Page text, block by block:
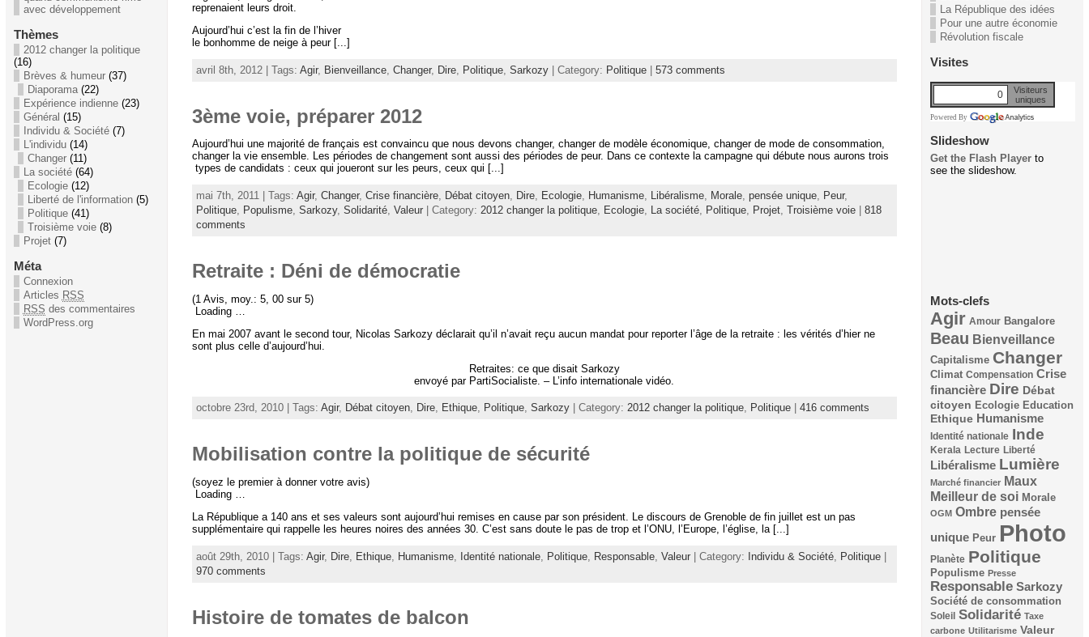
avec développement
Thèmes
2012 changer la politique
(16)
Brèves & humeur(37)
Diaporama(22)
Expérience indienne(23)
Général (15)
Individu & Société(7)
L'individu(14)
Changer(11)
La société(64)
Ecologie(12)
Liberté de l'information(5)
Politique(41)
Troisième voie(8)
Projet(7)
Méta
Connexion
Articles RSS
RSS des commentaires
WordPress.org
reprenaient leurs droit.
Aujourd’hui c’est la fin de l’hiver
le bonhomme de neige à peur [...]
avril 8th, 2012 | Tags: Agir, Bienveillance, Changer, Dire, Politique, Sarkozy| Category: Politique| 573 comments
3ème voie, préparer 2012
Aujourd’hui une majorité de français est convaincu que nous devons changer, changer de modèle économique, changer de mode de consommation,
changer la vie ensemble. Les périodes de changement sont aussi des périodes de peur. Dans ce contexte la campagne qui débute nous aurons trois
types de candidats : ceux qui joueront sur les peurs, ceux qui [...]
mai 7th, 2011 | Tags: Agir, Changer, Crise financière, Débat citoyen, Dire, Ecologie, Humanisme, Libéralisme, Morale, pensée unique, Peur,
Politique, Populisme, Sarkozy, Solidarité, Valeur| Category: 2012 changer la politique, Ecologie, La société, Politique, Projet, Troisième voie| 818
comments
Retraite : Déni de démocratie
(1 Avis, moy.: 5, 00 sur 5)
Loading …
En mai 2007 avant le second tour, Nicolas Sarkozy déclarait qu’il n’avait reçu aucun mandat pour reporter l’âge de la retraite : les vérités d’hier ne
sont plus celle d’aujourd’hui.
Retraites: ce que disait Sarkozy
envoyé par PartiSocialiste. – L’info internationale vidéo.
octobre 23rd, 2010 | Tags: Agir, Débat citoyen, Dire, Ethique, Politique, Sarkozy| Category: 2012 changer la politique, Politique| 416 comments
Mobilisation contre la politique de sécurité
(soyez le premier à donner votre avis)
Loading …
La République a 140 ans et ses valeurs sont aujourd’hui remises en cause par son président. Le discours de Grenoble de fin juillet est un pas
supplémentaire qui rappelle les heures noires des années 30. C’est sans doute le pas de trop et l’ONU, l’Europe, l’église, la [...]
août 29th, 2010 | Tags: Agir, Dire, Ethique, Humanisme, Identité nationale, Politique, Responsable, Valeur| Category: Individu & Société, Politique|
970 comments
Histoire de tomates de balcon
La République des idées
Pour une autre économie
Révolution fiscale
Visites
0
Visiteurs
uniques
Powered By
Slideshow
Get the Flash Playerto
see the slideshow.
Mots-clefs
Agir Amour Bangalore
Beau Bienveillance
Capitalisme Changer
Climat Compensation Crise
financière Dire Débat
citoyen Ecologie Education
Ethique Humanisme
Identité nationale Inde
Kerala Lecture Liberté
Libéralisme Lumière
Marché financier Maux
Meilleur de soi Morale
OGM Ombre pensée
unique Peur Photo
Planète Politique
Populisme Presse
Responsable Sarkozy
Société de consommation
Soleil Solidarité Taxe
carbone Utilitarisme Valeur